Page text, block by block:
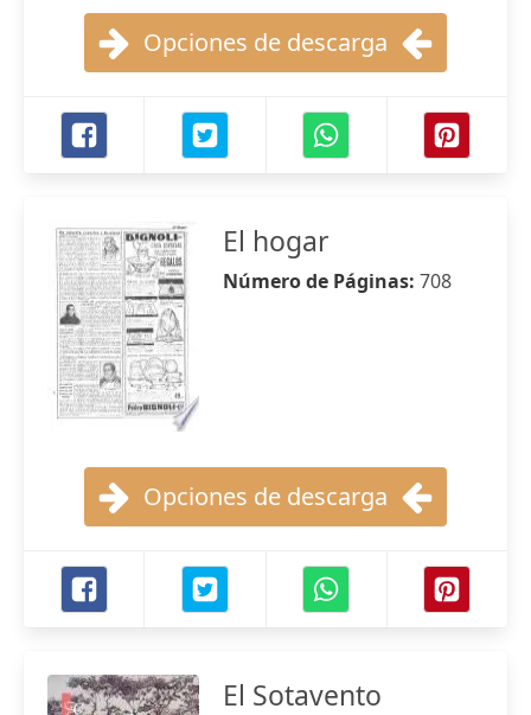
Opciones de descarga
El hogar
Número de Páginas: 708
Opciones de descarga
El Sotavento